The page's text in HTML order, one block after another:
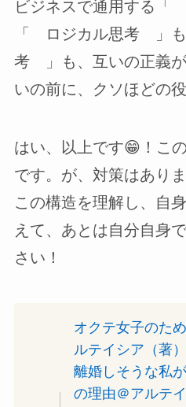
ビジネスで通用する
「 ロジカル思考 」
考 」も、互いの正義
いの前に、クソほどの
はい、以上です😁！こ
です。が、対策はあり
この構造を理解し、自
えて、あとは自分自身
さい！
オクテ女子のた
ルテイシア（著）
離婚しそうな私
の理由＠アルテ